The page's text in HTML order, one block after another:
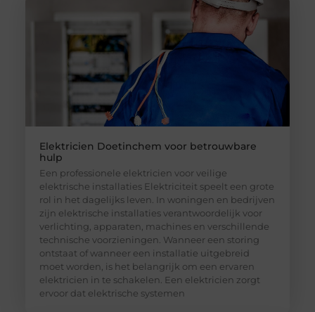
Elektricien Doetinchem voor betrouwbare
hulp
Een professionele elektricien voor veilige
elektrische installaties Elektriciteit speelt een grote
rol in het dagelijks leven. In woningen en bedrijven
zijn elektrische installaties verantwoordelijk voor
verlichting, apparaten, machines en verschillende
technische voorzieningen. Wanneer een storing
ontstaat of wanneer een installatie uitgebreid
moet worden, is het belangrijk om een ervaren
elektricien in te schakelen. Een elektricien zorgt
ervoor dat elektrische systemen